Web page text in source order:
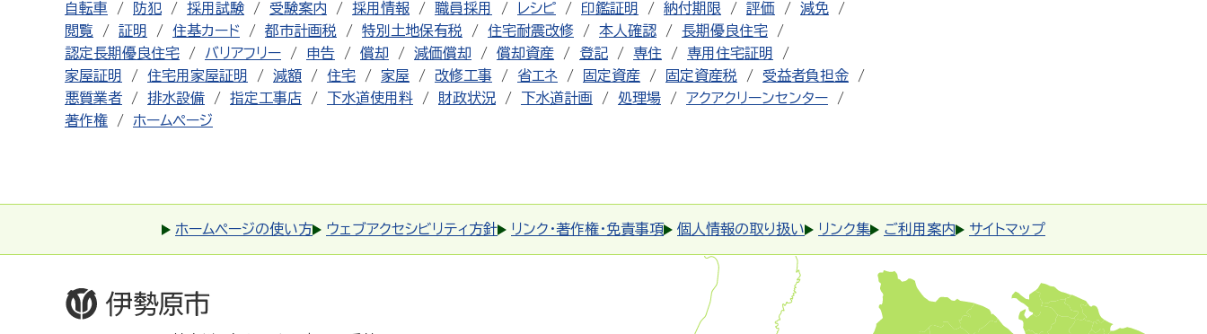
自転車
防犯 採用試験 受験案内 採用情報 職員採用 レシピ 印鑑証明 納付期限 評価
減免
閲覧
証明 住基カード 都市計画税 特別土地保有税 住宅耐震改修 本人確認
長期優良住宅
認定長期優良住宅
バリアフリー 申告 償却 減価償却 償却資産 登記 専住
専用住宅証明
家屋証明
住宅用家屋証明 減額 住宅 家屋 改修工事 省エネ 固定資産 固定資産税
受益者負担金
悪質業者
排水設備 指定工事店 下水道使用料 財政状況 下水道計画 処理場
アクアクリーンセンター
著作権
ホームページ
ホームページの使い方 ウェブアクセシビリティ方針 リンク・著作権・免責事項 個人情報の取り扱い リンク集 ご利用案内 サイトマップ